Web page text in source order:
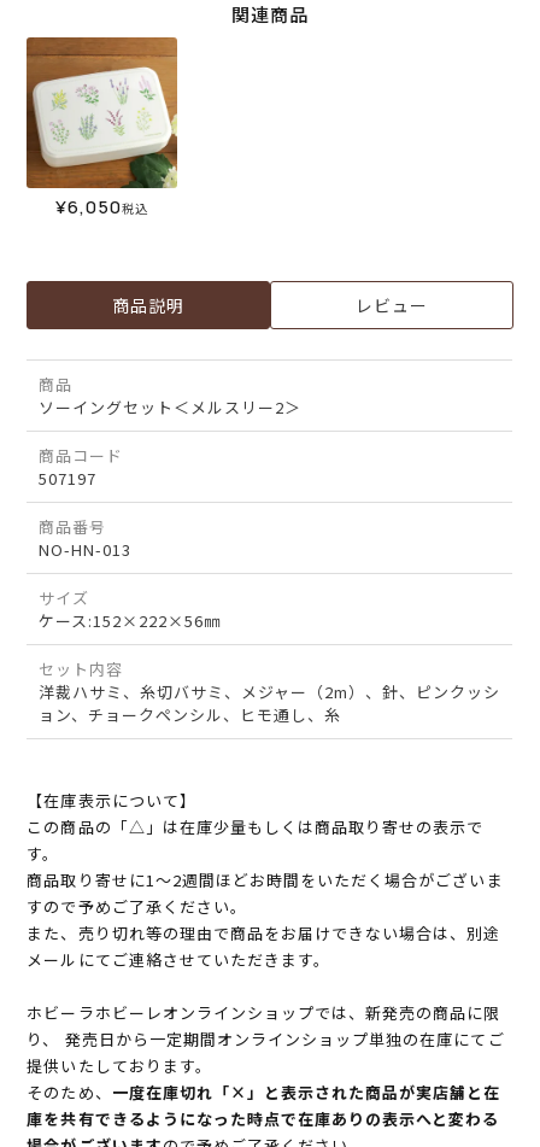
関連商品
¥6,050税込
商品説明 レビュー
商品
ソーイングセット＜メルスリー2＞
商品コード
507197
商品番号
NO-HN-013
サイズ
ケース:152×222×56㎜
セット内容
洋裁ハサミ、糸切バサミ、メジャー（2m）、針、ピンクッシ
ョン、チョークペンシル、ヒモ通し、糸
【在庫表示について】
この商品の「△」は在庫少量もしくは商品取り寄せの表示で
す。
商品取り寄せに1～2週間ほどお時間をいただく場合がございま
すので予めご了承ください。
また、売り切れ等の理由で商品をお届けできない場合は、別途
メールにてご連絡させていただきます。
ホビーラホビーレオンラインショップでは、新発売の商品に限
り、 発売日から一定期間オンラインショップ単独の在庫にてご
提供いたしております。
そのため、 一度在庫切れ「×」と表示された商品が実店舗と在
庫を共有できるようになった時点で在庫ありの表示へと変わる